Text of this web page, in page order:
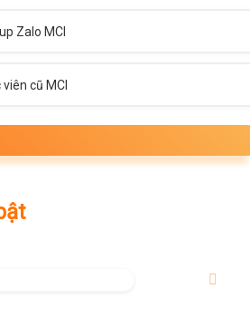
Zalo MCI
viên cũ MCI